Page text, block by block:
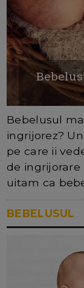
Bebelusul
ingrijorez?
pe care ii
de ingrijorare
uitam ca
BEBELUSUL